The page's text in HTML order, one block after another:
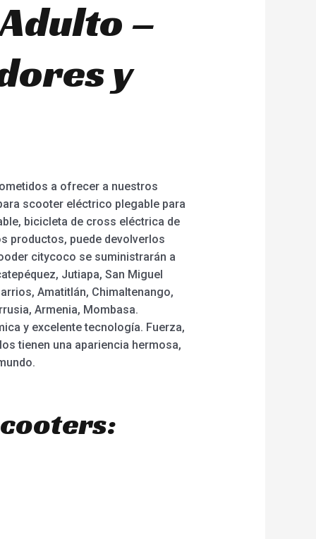
–
y
a ofrecer a nuestros
scooter eléctrico plegable para
bicicleta de cross eléctrica de
productos, puede devolverlos
citycoco se suministrarán a
Jutiapa, San Miguel
Amatitlán, Chimaltenango,
Armenia, Mombasa.
y excelente tecnología. Fuerza,
tienen una apariencia hermosa,